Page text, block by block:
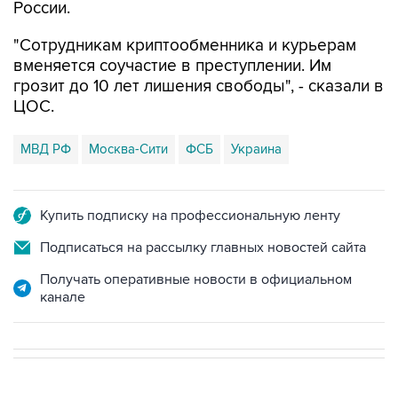
России.
"Сотрудникам криптообменника и курьерам
вменяется соучастие в преступлении. Им
грозит до 10 лет лишения свободы", - сказали в
ЦОС.
МВД РФ Москва-Сити ФСБ Украина
Купить подписку на профессиональную ленту
Подписаться на рассылку главных новостей сайта
Получать оперативные новости в официальном
канале